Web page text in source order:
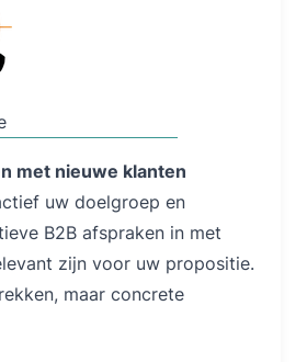
met nieuwe klanten
uw doelgroep en
B2B afspraken in met
zijn voor uw propositie.
maar concrete